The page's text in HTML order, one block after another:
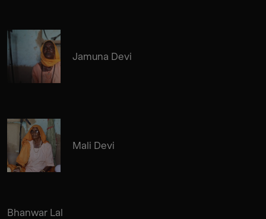
Jamuna Devi
Mali Devi
Bhanwar Lal